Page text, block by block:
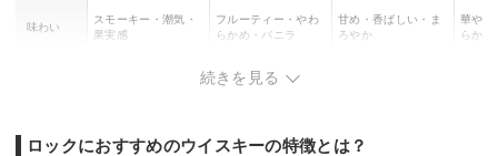
味わい
スモーキー・潮気・
果実感
フルーティー・やわ
らかめ・バニラ
甘め・香ばしい・ま
ろやか
華やか
らか
ト・水割り
続きを見る
ロックにおすすめのウイスキーの特徴とは？